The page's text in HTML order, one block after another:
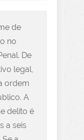
de
no
De
legal,
ordem
A
delito é
a seis